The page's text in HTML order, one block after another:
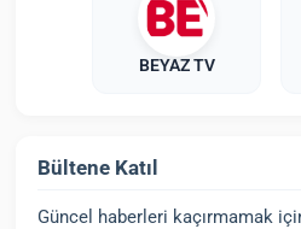
BEYAZ TV
Bültene Katıl
Güncel haberleri kaçırmamak